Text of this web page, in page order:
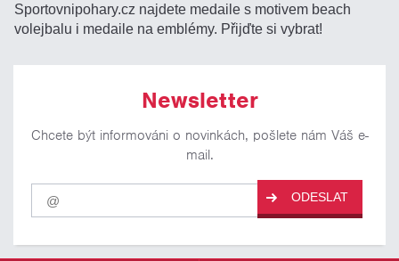
Sportovnipohary.cz najdete medaile s motivem beach
volejbalu i medaile na emblémy. Přijďte si vybrat!
Newsletter
Chcete být informováni o novinkách, pošlete nám Váš e-
mail.
Pro
odběr
našich
ODESLAT